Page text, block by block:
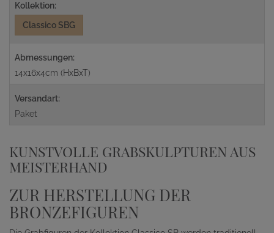
Kollektion:
Classico SBG
Abmessungen:
14x16x4cm (HxBxT)
Versandart:
Paket
KUNSTVOLLE GRABSKULPTUREN AUS
MEISTERHAND
ZUR HERSTELLUNG DER
BRONZEFIGUREN